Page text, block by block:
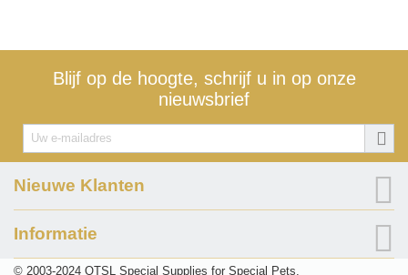
Blijf op de hoogte, schrijf u in op onze
nieuwsbrief
Nieuwe Klanten
Informatie
© 2003-2024 OTSL Special Supplies for Special Pets.